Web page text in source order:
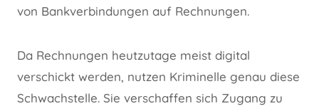
von Bankverbindungen auf Rechnungen.
Da Rechnungen heutzutage meist digital
verschickt werden, nutzen Kriminelle genau diese
Schwachstelle. Sie verschaffen sich Zugang zu